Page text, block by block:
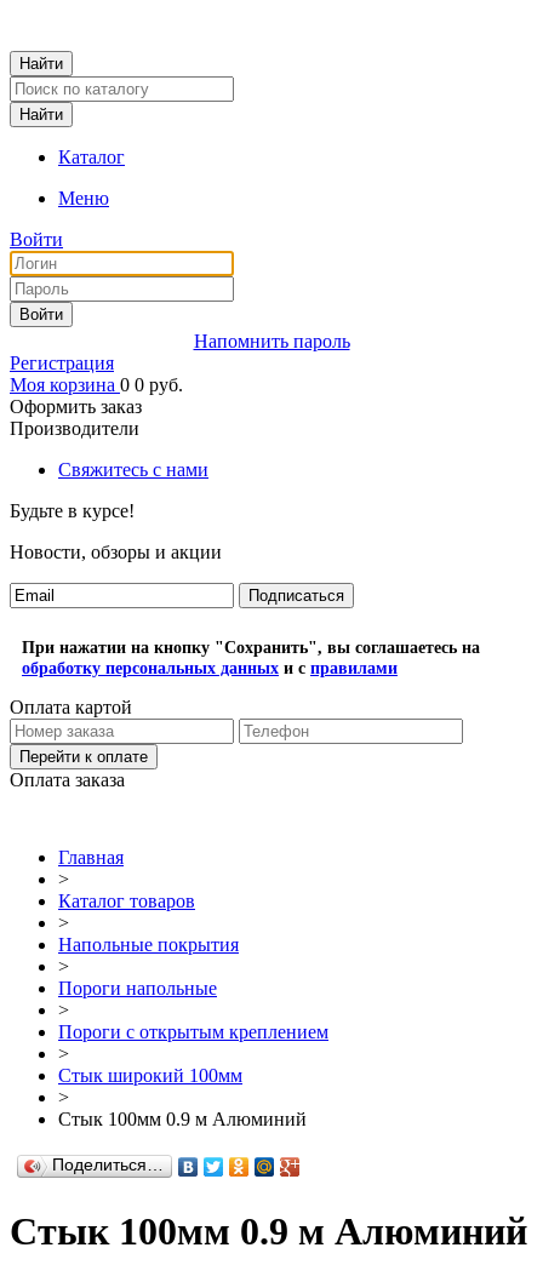
Каталог
Меню
Войти
Войти
Напомнить пароль
Регистрация
Моя корзина 0 0 руб.
Оформить заказ
Производители
Свяжитесь с нами
Будьте в курсе!
Новости, обзоры и акции
Подписаться
При нажатии на кнопку "Сохранить", вы соглашаетесь на
обработку персональных данных и с правилами
Оплата картой
Перейти к оплате
Оплата заказа
Главная
>
Каталог товаров
>
Напольные покрытия
>
Пороги напольные
>
Пороги с открытым креплением
>
Стык широкий 100мм
>
Стык 100мм 0.9 м Алюминий
Поделиться…
Стык 100мм 0.9 м Алюминий